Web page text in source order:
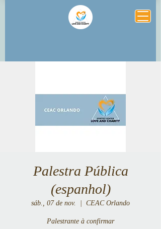
Palestra Pública
(espanhol)
sáb., 07 de nov. CEAC Orlando
Palestrante à confirmar